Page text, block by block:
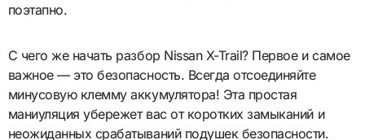
поэтапно.
С чего же начать разбор Nissan X-Trail? Первое и самое
важное — это безопасность. Всегда отсоединяйте
минусовую клемму аккумулятора! Эта простая
маниуляция убережет вас от коротких замыканий и
неожиданных срабатываний подушек безопасности.